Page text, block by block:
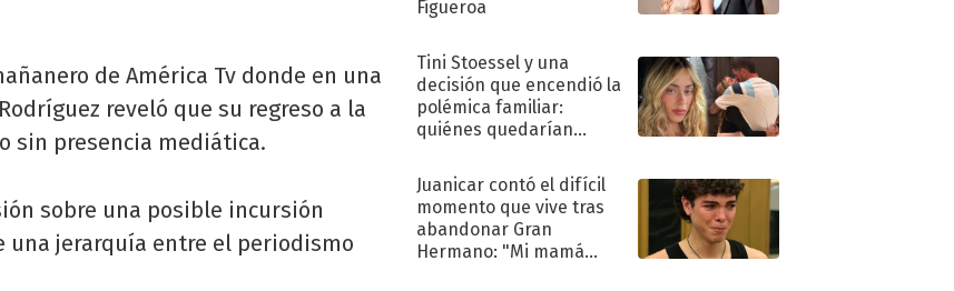
de América Tv donde en una
reveló que su regreso a la
sin presencia mediática.
sobre una posible incursión
una jerarquía entre el periodismo
Figueroa
Tini Stoessel y una
decisión que encendió la
polémica familiar:
quiénes quedarían
Juanicar contó el difícil
momento que vive tras
abandonar Gran
Hermano: "Mi mamá